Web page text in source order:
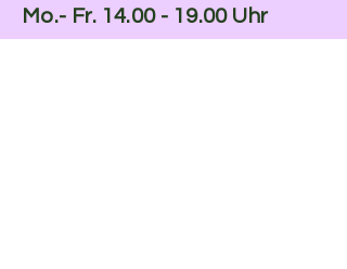
Mo.- Fr. 14.00 - 19.00Uhr